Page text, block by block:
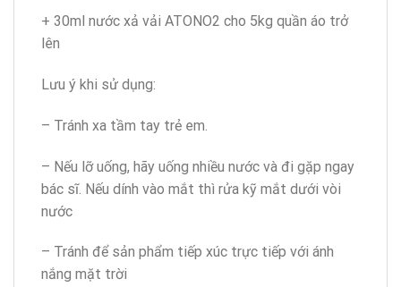
+ 30ml nước xả vải ATONO2 cho 5kg quần áo trở
lên
Lưu ý khi sử dụng:
– Tránh xa tầm tay trẻ em.
– Nếu lỡ uống, hãy uống nhiều nước và đi gặp ngay
bác sĩ. Nếu dính vào mắt thì rửa kỹ mắt dưới vòi
nước
– Tránh để sản phẩm tiếp xúc trực tiếp với ánh
nắng mặt trời